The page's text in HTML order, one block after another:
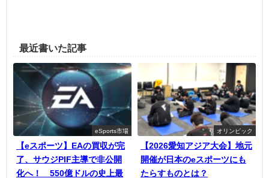
最近書いた記事
eSports市場
【eスポーツ】EAの買収が完
了、サウジPIF主導で非公開
化へ！ 550億ドルの史上最
オリンピック
【2026愛知アジア大会】地元
開催が日本のeスポーツにも
たらすものとは？